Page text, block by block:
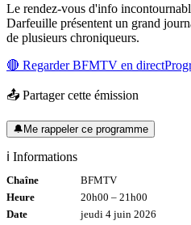
Le rendez-vous d'info
Darfeuille présentent un grand
de plusieurs chroniqueurs.
🔴 RegarderBFMTV en direct
📤 Partager cette émission
🔔Me rappeler ce programme
ℹ️ Informations
Chaîne
BFMTV
Heure
20h00 – 21h00
Date
jeudi 4 juin 2026